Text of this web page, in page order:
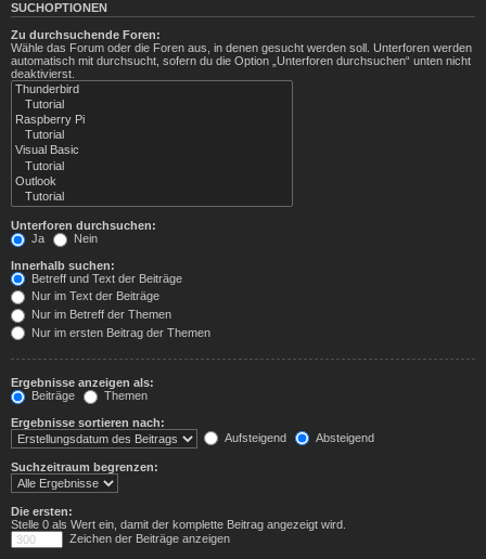
SUCHOPTIONEN
Zu durchsuchende Foren:
Wähle das Forum oder die Foren aus, in denen gesucht werden soll. Unterforen werden
automatisch mit durchsucht, sofern du die Option „Unterforen durchsuchen“ unten nicht
deaktivierst.
Unterforen durchsuchen:
Ja
Nein
Innerhalb suchen:
Betreff und Text der Beiträge
Nur im Text der Beiträge
Nur im Betreff der Themen
Nur im ersten Beitrag der Themen
Ergebnisse anzeigen als:
Beiträge
Themen
Ergebnisse sortieren nach:
Aufsteigend
Absteigend
Suchzeitraum begrenzen:
Die ersten:
Stelle 0 als Wert ein, damit der komplette Beitrag angezeigt wird.
Zeichen der Beiträge anzeigen